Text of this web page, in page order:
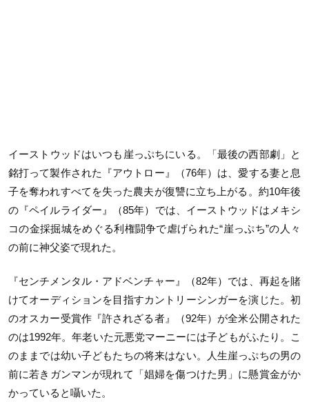
イーストウッドはいつも崖っぷちにいる。「最後の西部劇」と
銘打って製作された『アウトロー』（76年）は、愛する妻と息
子を奪われすべてを失った農夫が復讐に立ち上がる。約10年後
の『ペイルライダー』（85年）では、イーストウッドはメキシ
コの金採掘城をめぐる利権闘争で虐げられた“崖っぷち”の人々
の前に神父姿で現れた。
『センチメンタル・アドベンチャー』（82年）では、再起を賭
けてオーディションを目指すカントリーシンガーを演じた。初
のオスカー受賞作『許されざる者』（92年）が全米公開された
のは1992年。年老いた元悪党マーニーには子どもがふたり。こ
のままでは幼い子どもたちの将来はない。人生崖っぷちの男の
前に若きガンマンが現れて「娼婦を傷つけた男」に懸賞金がか
かっていると囁いた。